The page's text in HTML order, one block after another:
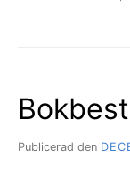
Publicerad den